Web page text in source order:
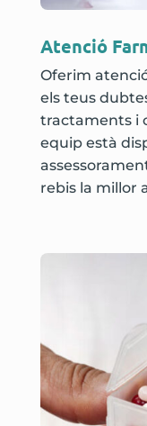
Atenció
Oferim
els teus
tractaments i
equip està
rebis la millor